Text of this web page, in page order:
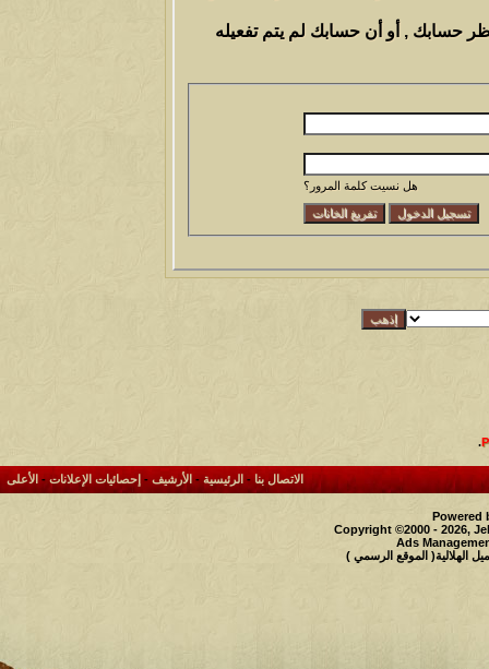
حسابك , أو أن حسابك لم يتم تفعيله
هل نسيت كلمة المرور؟
.
الاتصال بنا- الرئيسية-الأرشيف- إحصائيات الإعلانات- الأعلى
Powered
Copyright ©2000 - 2026,
Ads
الهلالية( الموقع الرسمي )